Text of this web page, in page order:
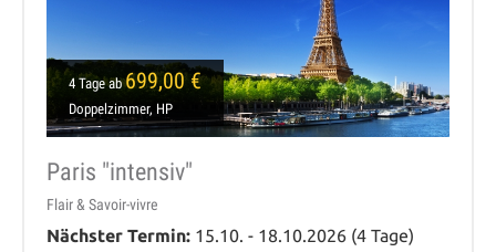
4 Tage ab699,00 €
Doppelzimmer, HP
Paris "intensiv"
Flair & Savoir-vivre
Nächster Termin: 15.10. - 18.10.2026 (4 Tage)